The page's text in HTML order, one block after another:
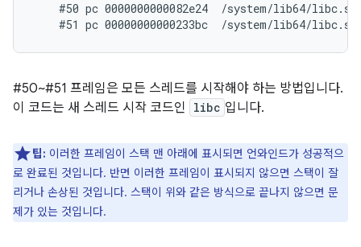
#50 pc 0000000000082e24  /system/lib64/
#50~#51 프레임은 모든 스레드를 시작해야 하는 방법입니다.
이 코드는 새 스레드 시작 코드인
libc 입니다.
팁: 이러한 프레임이 스택 맨 아래에 표시되면 언와인드가 성공적으
로 완료된 것입니다. 반면 이러한 프레임이 표시되지 않으면 스택이 잘
리거나 손상된 것입니다. 스택이 위와 같은 방식으로 끝나지 않으면 문
제가 있는 것입니다.